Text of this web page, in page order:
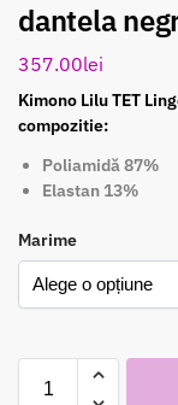
dantela
357.00lei
Kimono Lilu TET
compozitie:
Poliamidă 87%
Elastan 13%
Marime